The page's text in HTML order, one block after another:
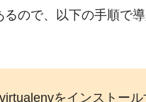
ので、以下の手順で導
をインストール